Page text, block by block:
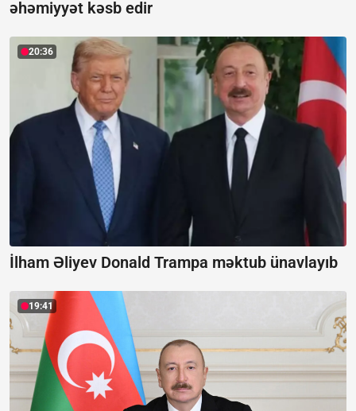
əhəmiyyət kəsb edir
20:36
İlham Əliyev Donald Trampa məktub ünavlayıb
19:41